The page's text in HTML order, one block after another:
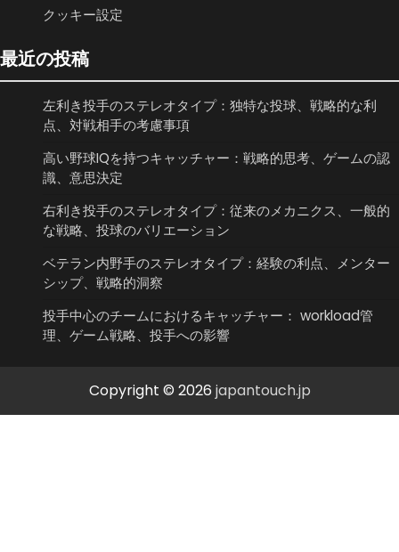
クッキー設定
最近の投稿
左利き投手のステレオタイプ：独特な投球、戦略的な利
点、対戦相手の考慮事項
高い野球IQを持つキャッチャー：戦略的思考、ゲームの認
識、意思決定
右利き投手のステレオタイプ：従来のメカニクス、一般的
な戦略、投球のバリエーション
ベテラン内野手のステレオタイプ：経験の利点、メンター
シップ、戦略的洞察
投手中心のチームにおけるキャッチャー： workload管
理、ゲーム戦略、投手への影響
Copyright © 2026 japantouch.jp